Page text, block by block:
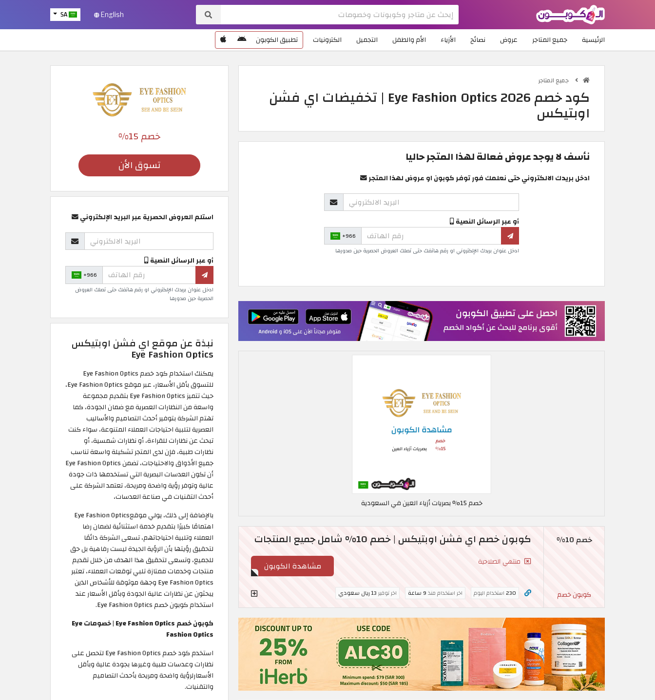
SA English
الرئيسية جميع المتاجر عروض نصائح الأزياء الأم والطفل التجميل الكترونيات تطبيق الكوبون
جميع المتاجر
كود خصم Eye Fashion Optics 2026 | تخفيضات اي فشن
اوبتيكس
نأسف لا يوجد عروض فعالة لهذا المتجر حاليا
ادخل بريدك الالكتروني حتى نعلمك فور توفر كوبون او عروض لهذا المتجر
أو عبر الرسائل النصية
+966
ادخل عنوان بريدك الإلكتروني او رقم هاتفك حتى تصلك العروض الحصرية حين صدورها
خصم 15% بصريات أزياء العين في السعودية
خصم 10%
كوبون خصم
كوبون خصم اي فشن اوبتيكس | خصم 10% شامل جميع المنتجات
منتهي الصلاحية مشاهدة الكوبون
230استخدام اليوم اخر استخدام منذ9 ساعة اخر توفير13 ريال سعودي
خصم 15%
تسوق الأن
استلم العروض الحصرية عبر البريد الإلكتروني
أو عبر الرسائل النصية
+966
ادخل عنوان بريدك الإلكتروني او رقم هاتفك حتى تصلك العروض
الحصرية حين صدورها
نبذة عن موقع اي فشن اوبتيكس
Eye Fashion Optics
يمكنك استخدام كود خصم Eye Fashion Optics
للتسوق بأقل الأسعار، عبر موقع Eye Fashion Optics،
حيث تتميز Eye Fashion Optics بتقديم مجموعة
واسعة من النظارات العصرية مع ضمان الجودة، كما
تهتم الشركة بتوفير أحدث التصاميم والأساليب
العصرية لتلبية احتياجات العملاء المتنوعة، سواء كنت
تبحث عن نظارات للقراءة، أو نظارات شمسية، أو
نظارات طبية، فإن لدى المتجر تشكيلة واسعة تناسب
جميع الأذواق والاحتياجات، تضمن Eye Fashion Optics
أن تكون العدسات البصرية التي تستخدمها ذات جودة
عالية وتوفر رؤية واضحة ومريحة، تعتمد الشركة على
أحدث التقنيات في صناعة العدسات،
بالإضافة إلى ذلك، يولي موقعEye Fashion Optics
اهتمامًا كبيرًا بتقديم خدمة استثنائية لضمان رضا
العملاء وتلبية احتياجاتهم، تسعى الشركة دائمًا
لتحقيق رؤيتها بأن الرؤية الجيدة ليست رفاهية بل حق
للجميع، وتسعى لتحقيق هذا الهدف من خلال تقديم
منتجات وخدمات ممتازة تلبي توقعات العملاء، تعتبر
Eye Fashion Optics وجهة موثوقة للأشخاص الذين
يبحثون عن نظارات عالية الجودة وبأقل الأسعار عند
استخدام كوبون خصم Eye Fashion Optics.
كوبون خصم Eye Fashion Optics | خصومات Eye
Fashion Optics
استخدم كود خصم Eye Fashion Optics لتحصل على
نظارات وعدسات طبية وغيرها بجودة عالية وبأقل
الأسعارلرؤية واضحة ومريحة بأحدث التصاميم
والتقنيات.